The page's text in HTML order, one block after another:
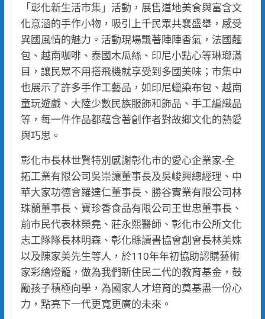
「彰化新生活市集」活動，展售道地美食與富含文
化意涵的手作小物，吸引上千民眾共襄盛舉，感受
異國風情的魅力。活動現場飄著陣陣香氣，法國麵
包、越南咖啡、泰國木瓜絲、印尼小點心等琳瑯滿
目，讓民眾不用搭飛機就享受到多國美味；市集中
也展示了許多手作工藝品，如印尼蠟染布包、越南
童玩遊戲、大陸少數民族服飾和飾品、手工編織品
等，每一件作品都蘊含著創作者對故鄉文化的熱愛
與巧思。
彰化市長林世賢特別感謝彰化市的愛心企業家-全
拓工業有限公司吳崇讓董事長及吳峻興總經理、中
華大家功德會羅達仁董事長、勝谷實業有限公司林
珠蘭董事長、寶珍香食品有限公司王世忠董事長、
前市民代表林榮堯、莊永熙醫師、彰化市公所文化
志工隊隊長林明森、彰化縣讀書協會創會長林美姝
以及陳家美先生等人，於110年年初協助認購藝術
家彩繪燈籠，做為我們新住民二代的教育基金，鼓
勵孩子積極向學，為國家人才培育的奠基盡一份心
力，點亮下一代更寬更廣的未來。